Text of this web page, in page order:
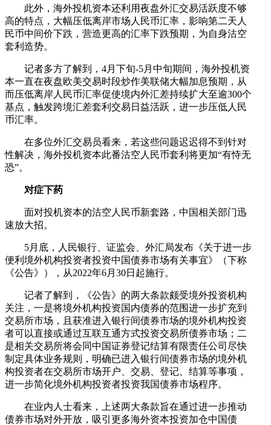
此外，海外投机资本还利用夜盘外汇交易活跃度不够
高的特点，大幅压低离岸市场人民币汇率，影响第二天人
民币中间价下跌，营造更高的汇率下跌预期，为自身沽空
套利造势。
记者多方了解到，4月下旬-5月中旬期间，海外投机资
本一直在夜盘欧美交易时段炒作美联储大幅加息预期，从
而压低离岸人民币汇率促使境内外汇差持续扩大至逾300个
基点，触发跨境汇差套利交易日益活跃，进一步压低人民
币汇率。
在多位外汇交易员看来，若这些问题迟迟得不到针对
性解决，海外投机资本此番沽空人民币套利将更加“有恃无
恐”。
对症下药
面对投机资本的沽空人民币新套路，中国相关部门迅
速放大招。
5月底，人民银行、证监会、外汇局发布《关于进一步
便利境外机构投资者投资中国债券市场有关事宜》（下称
《公告》），从2022年6月30日起施行。
记者了解到，《公告》的两大条款颇受境外投资机构
关注，一是将境外机构投资国内债券的范围进一步扩充到
交易所市场，且获准进入银行间债券市场的境外机构投资
者可以直接或通过互联互通方式投资交易所债券市场；二
是相关交易所将会同中国证券登记结算有限责任公司尽快
制定具体业务规则，明确已进入银行间债券市场的境外机
构投资者在交易所市场开户、交易、登记、结算等事项，
进一步简化境外机构投资者投资我国债券市场程序。
在业内人士看来，上述两大条款旨在通过进一步推动
债券市场对外开放，吸引更多海外资本投资加仓中国债